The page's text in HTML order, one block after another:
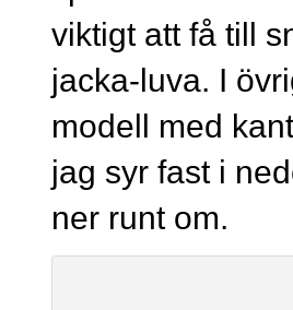
viktigt att få till
jacka-luva. I
modell med
jag syr fast i
ner runt om.